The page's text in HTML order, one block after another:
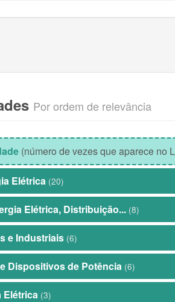
Por ordem de relevância
(número de vezes que aparece no
Elétrica (20)
Elétrica, Distribuição... (8)
e Industriais (6)
Dispositivos de Potência (6)
Elétrica (3)